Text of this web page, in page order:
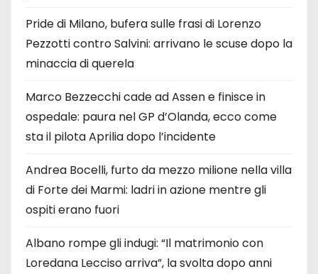
Pride di Milano, bufera sulle frasi di Lorenzo
Pezzotti contro Salvini: arrivano le scuse dopo la
minaccia di querela
Marco Bezzecchi cade ad Assen e finisce in
ospedale: paura nel GP d’Olanda, ecco come
sta il pilota Aprilia dopo l’incidente
Andrea Bocelli, furto da mezzo milione nella villa
di Forte dei Marmi: ladri in azione mentre gli
ospiti erano fuori
Albano rompe gli indugi: “Il matrimonio con
Loredana Lecciso arriva”, la svolta dopo anni